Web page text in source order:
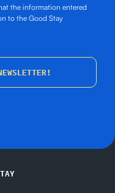
the information entered
to the Good Stay